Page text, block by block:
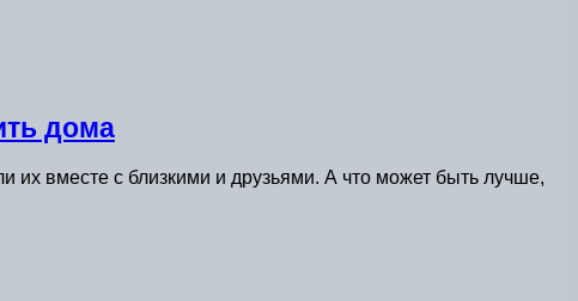
дома
вместе с близкими и друзьями. А что может быть лучше,